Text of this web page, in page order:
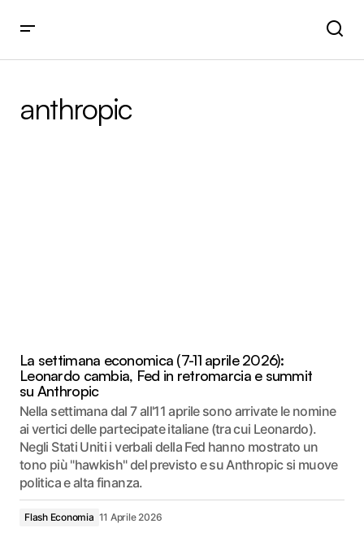
anthropic
La settimana economica (7-11 aprile 2026):
Leonardo cambia, Fed in retromarcia e summit
su Anthropic
Nella settimana dal 7 all'11 aprile sono arrivate le nomine
ai vertici delle partecipate italiane (tra cui Leonardo).
Negli Stati Uniti i verbali della Fed hanno mostrato un
tono più "hawkish" del previsto e su Anthropic si muove
politica e alta finanza.
Flash Economia 11 Aprile 2026